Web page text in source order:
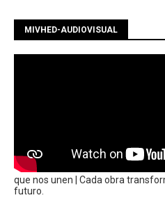
MIVHED-AUDIOVISUAL
que nos unen | Cada obra
futuro.